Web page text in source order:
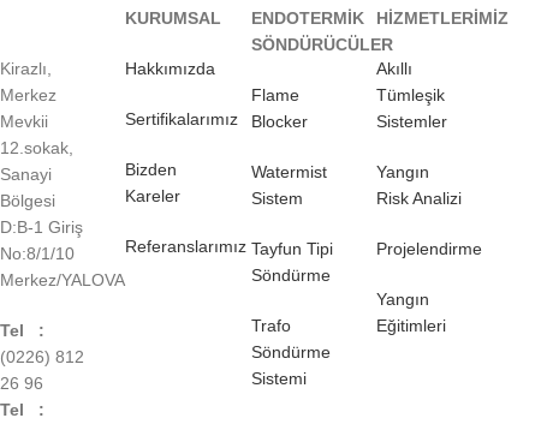
Kirazlı,
Merkez
Mevkii
12.sokak,
Sanayi
Bölgesi
D:B-1 Giriş
No:8/1/10
Merkez/YALOVA
Tel :
(0226) 812
26 96
Tel :
KURUMSAL
Hakkımızda
Sertifikalarımız
Bizden
Kareler
Referanslarımız
ENDOTERMİK
SÖNDÜRÜCÜLER
Flame
Blocker
Watermist
Sistem
Tayfun Tipi
Söndürme
Trafo
Söndürme
Sistemi
HİZMETLERİMİZ
Akıllı
Tümleşik
Sistemler
Yangın
Risk Analizi
Projelendirme
Yangın
Eğitimleri